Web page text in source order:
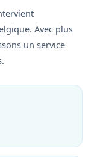
Avec plus
un service